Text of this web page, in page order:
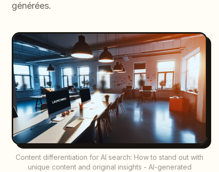
générées.
Content differentiation for AI search: How to stand out with
unique content and original insights - AI-generated